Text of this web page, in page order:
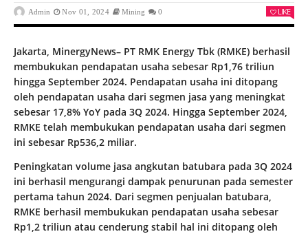
Admin Nov 01, 2024 Mining 0 LIKE
Jakarta, MinergyNews– PT RMK Energy Tbk (RMKE) berhasil
membukukan pendapatan usaha sebesar Rp1,76 triliun
hingga September 2024. Pendapatan usaha ini ditopang
oleh pendapatan usaha dari segmen jasa yang meningkat
sebesar 17,8% YoY pada 3Q 2024. Hingga September 2024,
RMKE telah membukukan pendapatan usaha dari segmen
ini sebesar Rp536,2 miliar.
Peningkatan volume jasa angkutan batubara pada 3Q 2024
ini berhasil mengurangi dampak penurunan pada semester
pertama tahun 2024. Dari segmen penjualan batubara,
RMKE berhasil membukukan pendapatan usaha sebesar
Rp1,2 triliun atau cenderung stabil hal ini ditopang oleh